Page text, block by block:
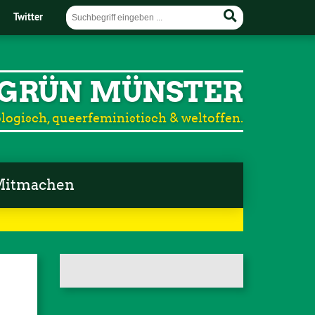
Twitter
MÜNSTER
queerfeministisch & weltoffen.